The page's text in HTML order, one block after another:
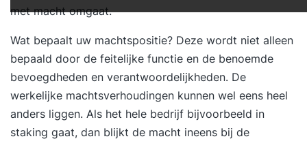
met macht omgaat.
Wat bepaalt uw machtspositie? Deze wordt niet alleen
bepaald door de feitelijke functie en de benoemde
bevoegdheden en verantwoordelijkheden. De
werkelijke machtsverhoudingen kunnen wel eens heel
anders liggen. Als het hele bedrijf bijvoorbeeld in
staking gaat, dan blijkt de macht ineens bij de